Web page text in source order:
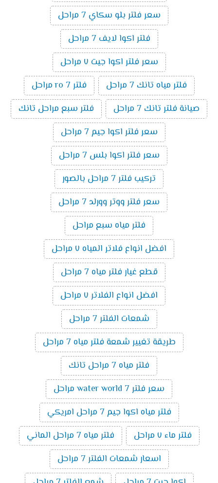
سعر فلتر بلو سكاي 7 مراحل
فلتر اكوا لايف 7 مراحل
سعر فلتر اكوا جيت ٧ مراحل
فلتر مياه تانك 7 مراحل
فلتر ro 7 مراحل
صيانة فلتر تانك 7 مراحل
فلتر سبع مراحل تانك
سعر فلتر اكوا جيم 7 مراحل
سعر فلتر اكوا بلس 7 مراحل
تركيب فلتر 7 مراحل بالصور
سعر فلتر ووتر وورلد 7 مراحل
فلتر مياه سبع مراحل
افضل انواع فلاتر المياه ٧ مراحل
قطع غيار فلتر مياه 7 مراحل
افضل انواع الفلاتر ٧ مراحل
شمعات الفلتر 7 مراحل
طريقة تغيير شمعة فلتر مياه 7 مراحل
فلتر مياه 7 مراحل تانك
سعر فلتر water world 7 مراحل
فلتر مياه اكوا جيم 7 مراحل امريكي
فلتر ماء ٧ مراحل
فلتر مياه 7 مراحل الماني
اسعار شمعات الفلتر 7 مراحل